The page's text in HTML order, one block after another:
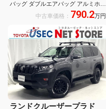
バッグ ダブルエアバッグ アルミホイ
ール リヤカメラ メモリナビ セキュ
4WD クルーズC
中古車価格： 790.2万円
ランドクルーザープラド